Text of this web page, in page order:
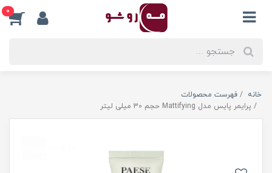
0
خانه
فهرست محصولات
پرایمر پایس مدل Mattifying حجم 30 میلی لیتر